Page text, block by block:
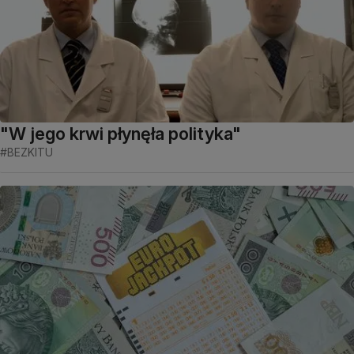
"W jego krwi płynęła polityka"
#BEZKITU